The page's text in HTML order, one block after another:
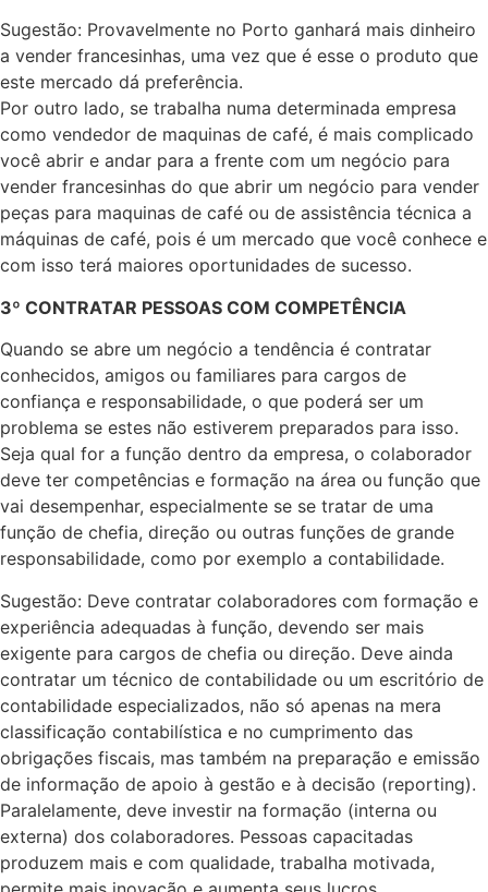
Sugestão: Provavelmente no Porto ganhará mais dinheiro
a vender francesinhas, uma vez que é esse o produto que
este mercado dá preferência.
Por outro lado, se trabalha numa determinada empresa
como vendedor de maquinas de café, é mais complicado
você abrir e andar para a frente com um negócio para
vender francesinhas do que abrir um negócio para vender
peças para maquinas de café ou de assistência técnica a
máquinas de café, pois é um mercado que você conhece e
com isso terá maiores oportunidades de sucesso.
3º CONTRATAR PESSOAS COM COMPETÊNCIA
Quando se abre um negócio a tendência é contratar
conhecidos, amigos ou familiares para cargos de
confiança e responsabilidade, o que poderá ser um
problema se estes não estiverem preparados para isso.
Seja qual for a função dentro da empresa, o colaborador
deve ter competências e formação na área ou função que
vai desempenhar, especialmente se se tratar de uma
função de chefia, direção ou outras funções de grande
responsabilidade, como por exemplo a contabilidade.
Sugestão: Deve contratar colaboradores com formação e
experiência adequadas à função, devendo ser mais
exigente para cargos de chefia ou direção. Deve ainda
contratar um técnico de contabilidade ou um escritório de
contabilidade especializados, não só apenas na mera
classificação contabilística e no cumprimento das
obrigações fiscais, mas também na preparação e emissão
de informação de apoio à gestão e à decisão (reporting).
Paralelamente, deve investir na formação (interna ou
externa) dos colaboradores. Pessoas capacitadas
produzem mais e com qualidade, trabalha motivada,